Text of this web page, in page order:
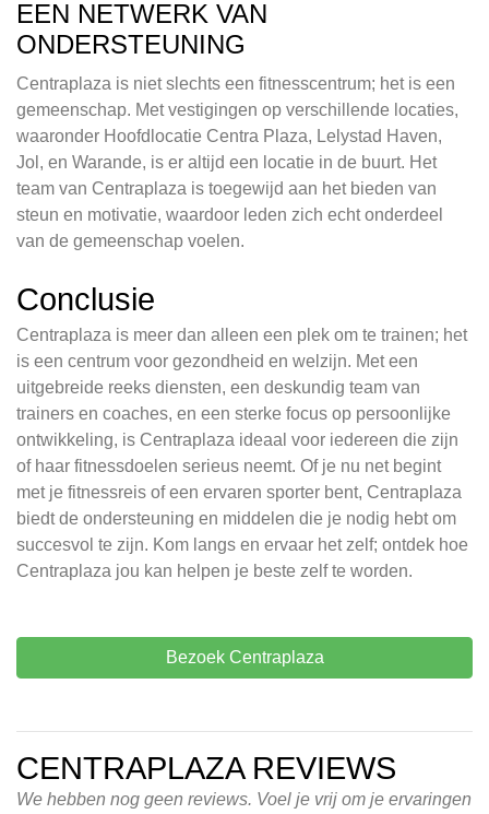
EEN NETWERK VAN
ONDERSTEUNING
Centraplaza is niet slechts een fitnesscentrum; het is een
gemeenschap. Met vestigingen op verschillende locaties,
waaronder Hoofdlocatie Centra Plaza, Lelystad Haven,
Jol, en Warande, is er altijd een locatie in de buurt. Het
team van Centraplaza is toegewijd aan het bieden van
steun en motivatie, waardoor leden zich echt onderdeel
van de gemeenschap voelen.
Conclusie
Centraplaza is meer dan alleen een plek om te trainen; het
is een centrum voor gezondheid en welzijn. Met een
uitgebreide reeks diensten, een deskundig team van
trainers en coaches, en een sterke focus op persoonlijke
ontwikkeling, is Centraplaza ideaal voor iedereen die zijn
of haar fitnessdoelen serieus neemt. Of je nu net begint
met je fitnessreis of een ervaren sporter bent, Centraplaza
biedt de ondersteuning en middelen die je nodig hebt om
succesvol te zijn. Kom langs en ervaar het zelf; ontdek hoe
Centraplaza jou kan helpen je beste zelf te worden.
Bezoek Centraplaza
CENTRAPLAZA REVIEWS
We hebben nog geen reviews. Voel je vrij om je ervaringen